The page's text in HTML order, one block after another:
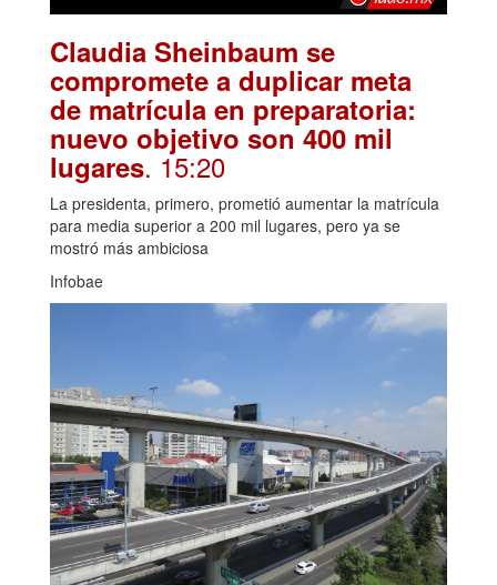
Claudia Sheinbaum se
compromete a duplicar meta
de matrícula en preparatoria:
nuevo objetivo son 400 mil
lugares. 15:20
La presidenta, primero, prometió aumentar la matrícula
para media superior a 200 mil lugares, pero ya se
mostró más ambiciosa
Infobae